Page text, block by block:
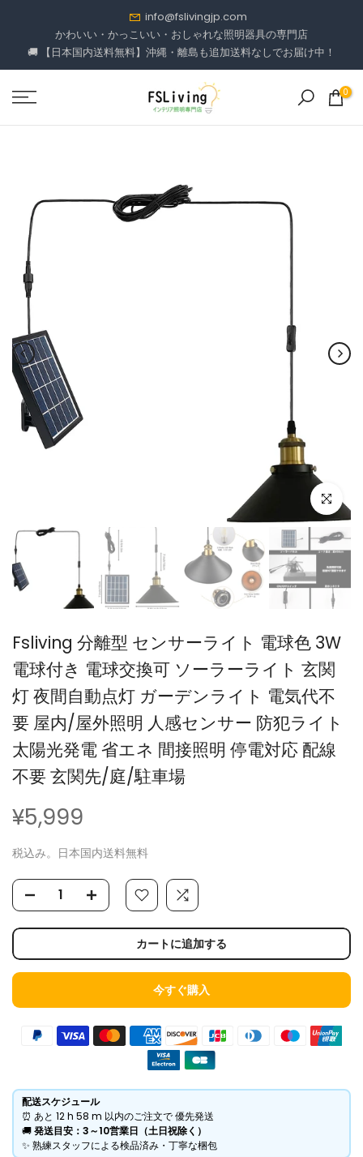
ン
ツ
進
info@fslivingjp.com
かわいい・かっこいい・おしゃれな照明器具の専門店
🚚 【日本国内送料無料】沖縄・離島も追加送料なしでお届け中！
0
Fsliving 分離型 センサーライト 電球色 3W
電球付き 電球交換可 ソーラーライト 玄関
灯 夜間自動点灯 ガーデンライト 電気代不
要 屋内/屋外照明 人感センサー 防犯ライト
太陽光発電 省エネ 間接照明 停電対応 配線
不要 玄関先/庭/駐車場
¥5,999
税込み。日本国内送料無料
カートに追加する
今すぐ購入
配送スケジュール
⏰ あと 12 h 58 m 以内のご注文で 優先発送
​🚚発送目安：3～10営業日（土日祝除く）
​✨ 熟練スタッフによる検品済み・丁寧な梱包